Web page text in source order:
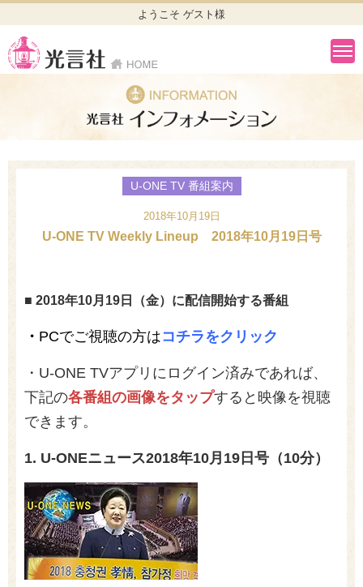
ようこそ ゲスト様
U-ONE TV 番組案内
2018年10月19日
U-ONE TV Weekly Lineup 2018年10月19日号
■ 2018年10月19日（金）に配信開始する番組
・ PCでご視聴の方はコチラをクリック
・U-ONE TVアプリに ログイン済みであれば、
下記の各番組の画像をタップすると映像を視聴
できます。
1. U-ONEニュース2018年10月19日号（10分）